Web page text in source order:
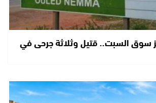
سوق السبت.. قتيل وثلاثة جرحى في